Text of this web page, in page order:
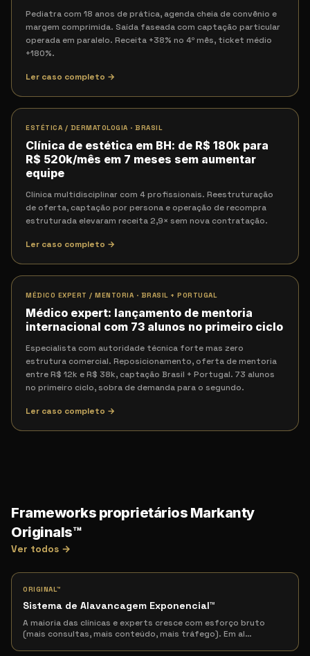
Pediatra com 18 anos de prática, agenda cheia de convênio e
margem comprimida. Saída faseada com captação particular
operada em paralelo. Receita +38% no 4º mês, ticket médio
+180%.
Ler caso completo →
ESTÉTICA / DERMATOLOGIA · BRASIL
Clínica de estética em BH: de R$ 180k para
R$ 520k/mês em 7 meses sem aumentar
equipe
Clínica multidisciplinar com 4 profissionais. Reestruturação
de oferta, captação por persona e operação de recompra
estruturada elevaram receita 2,9× sem nova contratação.
Ler caso completo →
MÉDICO EXPERT / MENTORIA · BRASIL + PORTUGAL
Médico expert: lançamento de mentoria
internacional com 73 alunos no primeiro ciclo
Especialista com autoridade técnica forte mas zero
estrutura comercial. Reposicionamento, oferta de mentoria
entre R$ 12k e R$ 38k, captação Brasil + Portugal. 73 alunos
no primeiro ciclo, sobra de demanda para o segundo.
Ler caso completo →
Frameworks proprietários Markanty
Originals™
Ver todos →
ORIGINAL™
Sistema de Alavancagem Exponencial™
A maioria das clínicas e experts cresce com esforço bruto
(mais consultas, mais conteúdo, mais tráfego). Em al…